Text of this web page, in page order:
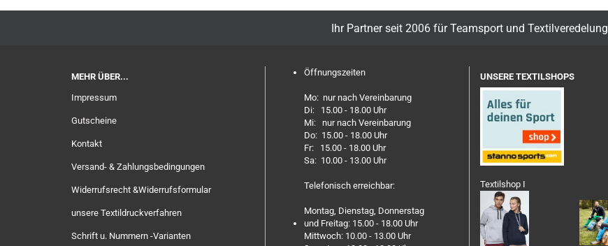
Ihr Partner seit 2006 für Teamsport und Textilveredelung
MEHR ÜBER...
Impressum
Gutscheine
Kontakt
Versand- & Zahlungsbedingungen
Widerrufsrecht &Widerrufsformular
unsere Textildruckverfahren
Schrift u. Nummern -Varianten
Öffnungszeiten
Mo: nur nach Vereinbarung
Di: 15.00 - 18.00 Uhr
Mi: nur nach Vereinbarung
Do: 15.00 - 18.00 Uhr
Fr: 15.00 - 18.00 Uhr
Sa: 10.00 - 13.00 Uhr
Telefonisch erreichbar:
Montag, Dienstag, Donnerstag
und Freitag: 15.00 - 18.00 Uhr
Mittwoch: 10.00 - 13.00 Uhr
UNSERE TEXTILSHOPS
Textilshop I